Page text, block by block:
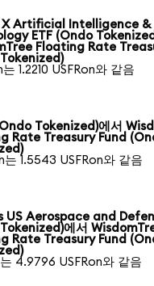
X Artificial Intelligence &
ETF (Ondo
Floating Rate
1.2210 USFRon와 같음
Tokenized)에서
Rate Treasury Fund
는 1.5543 USFRon와 같음
US Aerospace and
에서
Rate Treasury Fund
4.9796 USFRon와 같음